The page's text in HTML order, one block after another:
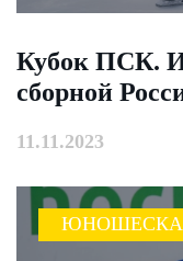
Кубок ПСК.
сборной
11.11.2023